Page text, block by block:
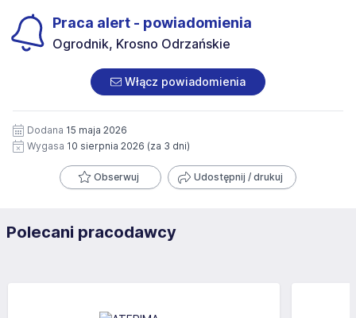
Praca alert - powiadomienia
Ogrodnik, Krosno Odrzańskie
Włącz powiadomienia
Dodana 15 maja 2026
Wygasa 10 sierpnia 2026 (za 3 dni)
Obserwuj Udostępnij / drukuj
Polecani pracodawcy